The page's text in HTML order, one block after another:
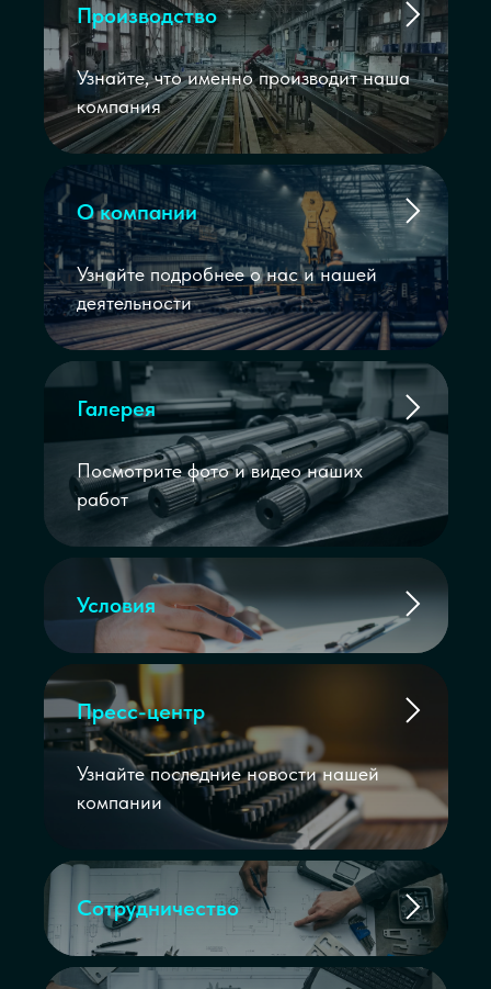
Производство
Узнайте, что именно производит наша
компания
О компании
Узнайте подробнее о нас и нашей
деятельности
Галерея
Посмотрите фото и видео наших
работ
Условия
Пресс-центр
Узнайте последние новости нашей
компании
Сотрудничество